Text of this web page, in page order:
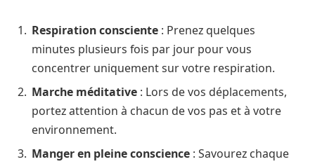
Respiration consciente : Prenez quelques
minutes plusieurs fois par jour pour vous
concentrer uniquement sur votre respiration.
Marche méditative : Lors de vos déplacements,
portez attention à chacun de vos pas et à votre
environnement.
Manger en pleine conscience : Savourez chaque